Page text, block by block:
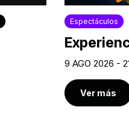
Espectáculos
9 AGO 2026 -
Ver más